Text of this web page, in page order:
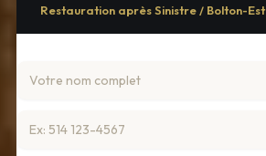
Restauration après Sinistre / Bolton-Est